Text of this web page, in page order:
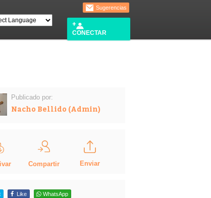
Sugerencias
CONECTAR
Publicado por:
Nacho Bellido (Admin)
Compartir Enviar
Like WhatsApp